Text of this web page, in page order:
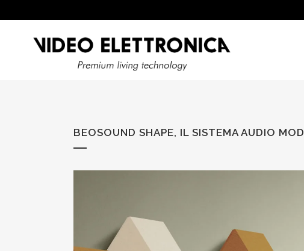
BEOSOUND SHAPE, IL SISTEMA AUDIO